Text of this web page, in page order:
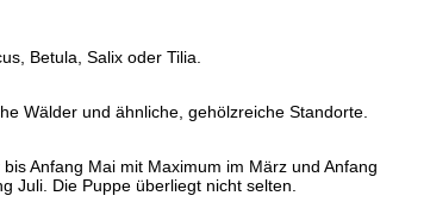
Betula, Salix oder Tilia.
Wälder und ähnliche, gehölzreiche Standorte.
Anfang Mai mit Maximum im März und Anfang
Juli. Die Puppe überliegt nicht selten.